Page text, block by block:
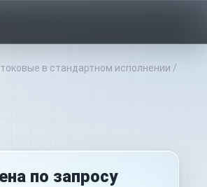
в стандартном исполнении /
по запросу